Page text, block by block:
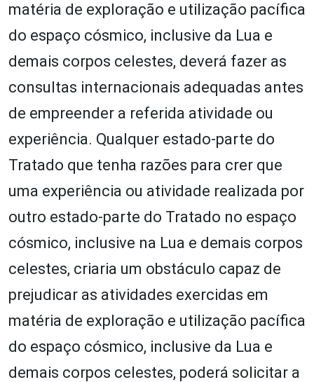
matéria de exploração e utilização pacífica
do espaço cósmico, inclusive da Lua e
demais corpos celestes, deverá fazer as
consultas internacionais adequadas antes
de empreender a referida atividade ou
experiência. Qualquer estado-parte do
Tratado que tenha razões para crer que
uma experiência ou atividade realizada por
outro estado-parte do Tratado no espaço
cósmico, inclusive na Lua e demais corpos
celestes, criaria um obstáculo capaz de
prejudicar as atividades exercidas em
matéria de exploração e utilização pacífica
do espaço cósmico, inclusive da Lua e
demais corpos celestes, poderá solicitar a